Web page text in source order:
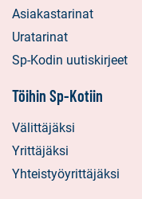
Asiakastarinat
Uratarinat
Sp-Kodin uutiskirjeet
Töihin Sp-Kotiin
Välittäjäksi
Yrittäjäksi
Yhteistyöyrittäjäksi